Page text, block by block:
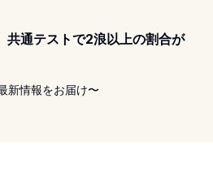
共通テストで2浪以上の割合が
新情報をお届け〜